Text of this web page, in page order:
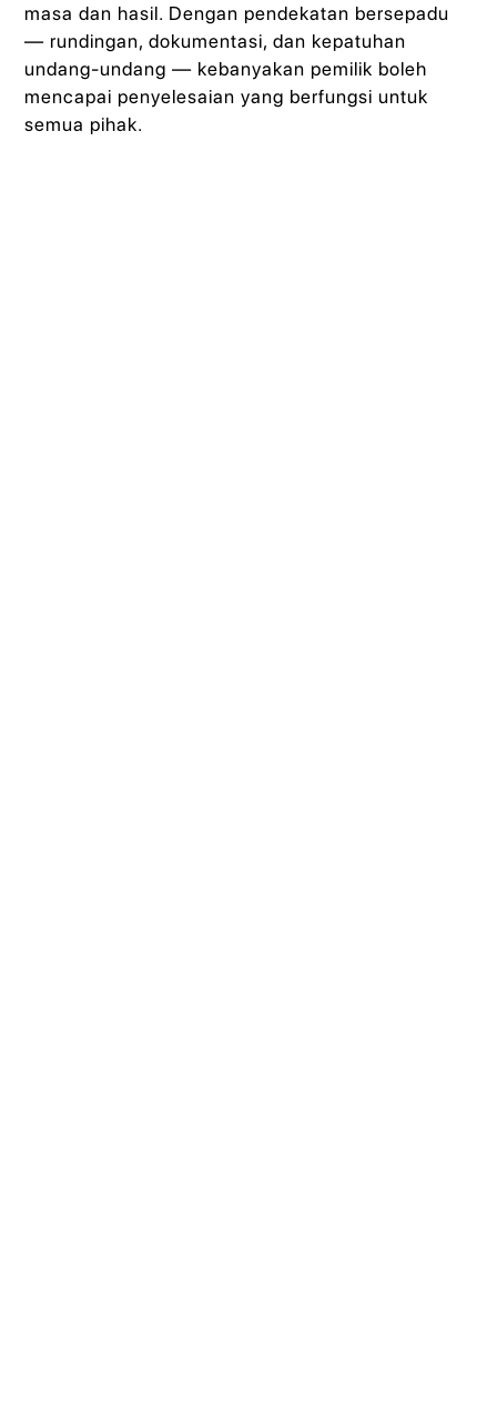
masa dan hasil. Dengan pendekatan bersepadu
— rundingan, dokumentasi, dan kepatuhan
undang-undang — kebanyakan pemilik boleh
mencapai penyelesaian yang berfungsi untuk
semua pihak.